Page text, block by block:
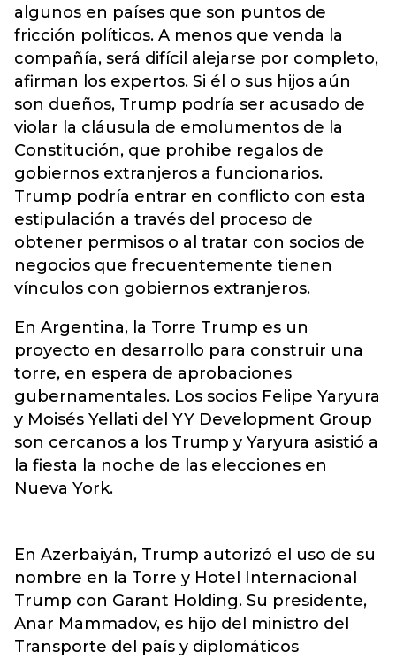
algunos en países que son puntos de
fricción políticos. A menos que venda la
compañía, será difícil alejarse por completo,
afirman los expertos. Si él o sus hijos aún
son dueños, Trump podría ser acusado de
violar la cláusula de emolumentos de la
Constitución, que prohibe regalos de
gobiernos extranjeros a funcionarios.
Trump podría entrar en conflicto con esta
estipulación a través del proceso de
obtener permisos o al tratar con socios de
negocios que frecuentemente tienen
vínculos con gobiernos extranjeros.
En Argentina, la Torre Trump es un
proyecto en desarrollo para construir una
torre, en espera de aprobaciones
gubernamentales. Los socios Felipe Yaryura
y Moisés Yellati del YY Development Group
son cercanos a los Trump y Yaryura asistió a
la fiesta la noche de las elecciones en
Nueva York.
En Azerbaiyán, Trump autorizó el uso de su
nombre en la Torre y Hotel Internacional
Trump con Garant Holding. Su presidente,
Anar Mammadov, es hijo del ministro del
Transporte del país y diplomáticos